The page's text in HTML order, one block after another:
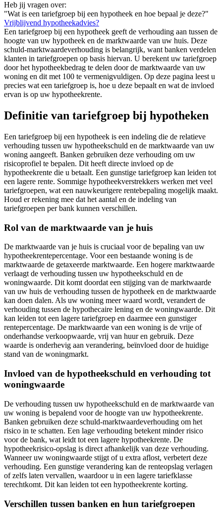
Heb jij vragen over:
"Wat is een tariefgroep bij een hypotheek en hoe bepaal je deze?"
Vrijblijvend hypotheekadvies?
Een tariefgroep bij een hypotheek geeft de verhouding aan tussen de
hoogte van uw hypotheek en de marktwaarde van uw huis. Deze
schuld-marktwaardeverhouding is belangrijk, want banken verdelen
klanten in tariefgroepen op basis hiervan. U berekent uw tariefgroep
door het hypotheekbedrag te delen door de marktwaarde van uw
woning en dit met 100 te vermenigvuldigen. Op deze pagina leest u
precies wat een tariefgroep is, hoe u deze bepaalt en wat de invloed
ervan is op uw hypotheekrente.
Definitie van tariefgroep bij hypotheken
Een tariefgroep bij een hypotheek is een indeling die de relatieve
verhouding tussen uw hypotheekschuld en de marktwaarde van uw
woning aangeeft. Banken gebruiken deze verhouding om uw
risicoprofiel te bepalen. Dit heeft directe invloed op de
hypotheekrente die u betaalt. Een gunstige tariefgroep kan leiden tot
een lagere rente. Sommige hypotheekverstrekkers werken met veel
tariefgroepen, wat een nauwkeurigere rentebepaling mogelijk maakt.
Houd er rekening mee dat het aantal en de indeling van
tariefgroepen per bank kunnen verschillen.
Rol van de marktwaarde van je huis
De marktwaarde van je huis is cruciaal voor de bepaling van uw
hypotheekrentepercentage. Voor een bestaande woning is de
marktwaarde de getaxeerde marktwaarde. Een hogere marktwaarde
verlaagt de verhouding tussen uw hypotheekschuld en de
woningwaarde. Dit komt doordat een stijging van de marktwaarde
van uw huis de verhouding tussen de hypotheek en de marktwaarde
kan doen dalen. Als uw woning meer waard wordt, verandert de
verhouding tussen de hypothecaire lening en de woningwaarde. Dit
kan leiden tot een lagere tariefgroep en daarmee een gunstiger
rentepercentage. De marktwaarde van een woning is de vrije of
onderhandse verkoopwaarde, vrij van huur en gebruik. Deze
waarde is onderhevig aan verandering, beïnvloed door de huidige
stand van de woningmarkt.
Invloed van de hypotheekschuld en verhouding tot
woningwaarde
De verhouding tussen uw hypotheekschuld en de marktwaarde van
uw woning is bepalend voor de hoogte van uw hypotheekrente.
Banken gebruiken deze schuld-marktwaardeverhouding om het
risico in te schatten. Een lage verhouding betekent minder risico
voor de bank, wat leidt tot een lagere hypotheekrente. De
hypotheekrisico-opslag is direct afhankelijk van deze verhouding.
Wanneer uw woningwaarde stijgt of u extra aflost, verbetert deze
verhouding. Een gunstige verandering kan de renteopslag verlagen
of zelfs laten vervallen, waardoor u in een lagere tariefklasse
terechtkomt. Dit kan leiden tot een hypotheekrente korting.
Verschillen tussen banken en hun tariefgroepen